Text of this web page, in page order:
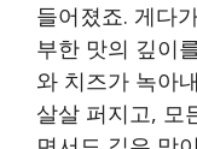
들어졌죠. 게다
부한 맛의 깊이
와 치즈가 녹아
살살 퍼지고, 모